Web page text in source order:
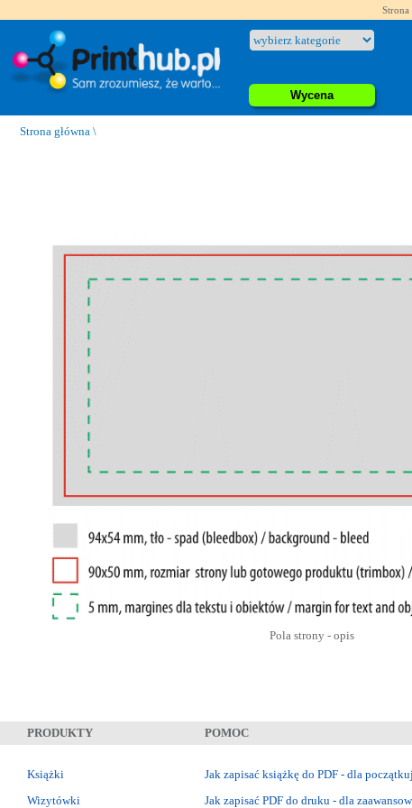
Wycena
Strona główna \
Pola strony - opis
PRODUKTY
Książki
Wizytówki
POMOC
Jak zapisać książkę do PDF - dla
Jak zapisać PDF do druku - dla